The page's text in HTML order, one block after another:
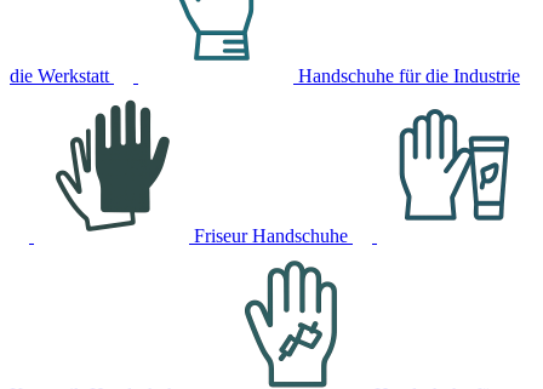
die Werkstatt Handschuhe für die Industrie
Friseur Handschuhe